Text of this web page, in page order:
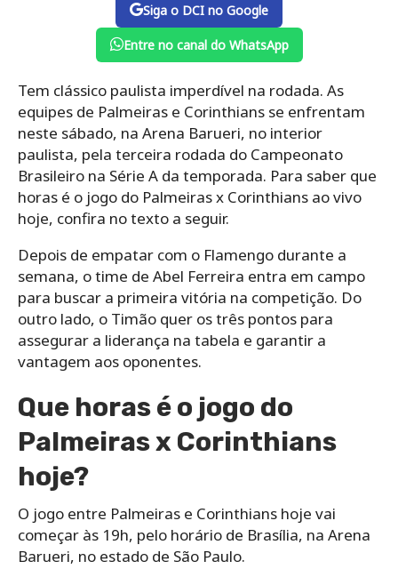
Siga o DCI no Google
Entre no canal do WhatsApp
Tem clássico paulista imperdível na rodada. As
equipes de Palmeiras e Corinthians se enfrentam
neste sábado, na Arena Barueri, no interior
paulista, pela terceira rodada do Campeonato
Brasileiro na Série A da temporada. Para saber que
horas é o jogo do Palmeiras x Corinthians ao vivo
hoje, confira no texto a seguir.
Depois de empatar com o Flamengo durante a
semana, o time de Abel Ferreira entra em campo
para buscar a primeira vitória na competição. Do
outro lado, o Timão quer os três pontos para
assegurar a liderança na tabela e garantir a
vantagem aos oponentes.
Que horas é o jogo do
Palmeiras x Corinthians
hoje?
O jogo entre Palmeiras e Corinthians hoje vai
começar às 19h, pelo horário de Brasília, na Arena
Barueri, no estado de São Paulo.